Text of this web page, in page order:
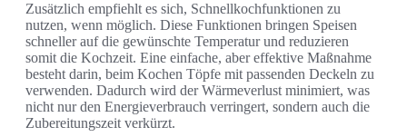
Zusätzlich empfiehlt es sich, Schnellkochfunktionen zu
nutzen, wenn möglich. Diese Funktionen bringen Speisen
schneller auf die gewünschte Temperatur und reduzieren
somit die Kochzeit. Eine einfache, aber effektive Maßnahme
besteht darin, beim Kochen Töpfe mit passenden Deckeln zu
verwenden. Dadurch wird der Wärmeverlust minimiert, was
nicht nur den Energieverbrauch verringert, sondern auch die
Zubereitungszeit verkürzt.